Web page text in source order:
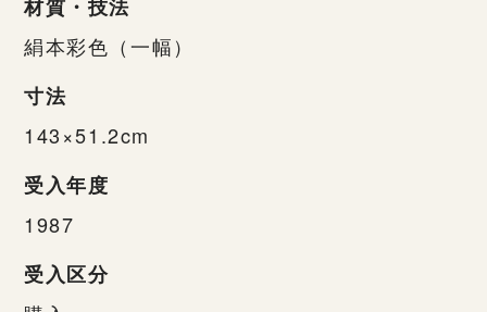
材質・技法
絹本彩色（一幅）
寸法
143×51.2cm
受入年度
1987
受入区分